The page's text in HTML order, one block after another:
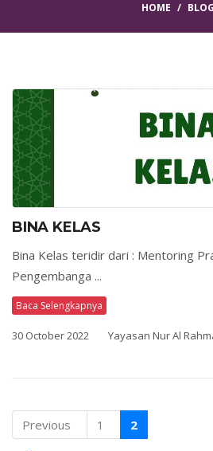
HOME BLOG
BINA KELAS
Bina Kelas teridir dari : Mentoring
Pengembanga ...
Baca Selengkapnya
30 October 2022 Yayasan Nur Al
Previous 1 2